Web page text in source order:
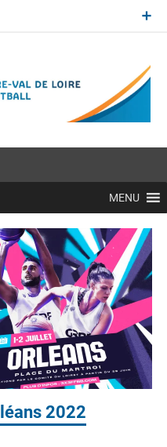
MENU
2022